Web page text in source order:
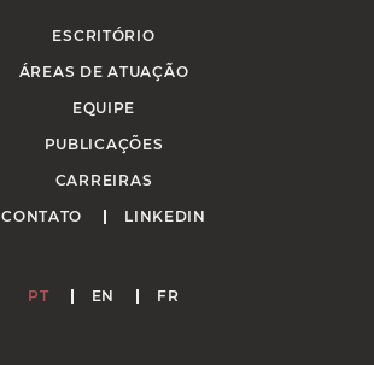
ESCRITÓRIO
ÁREAS DE ATUAÇÃO
EQUIPE
PUBLICAÇÕES
CARREIRAS
CONTATO
LINKEDIN
PT EN FR